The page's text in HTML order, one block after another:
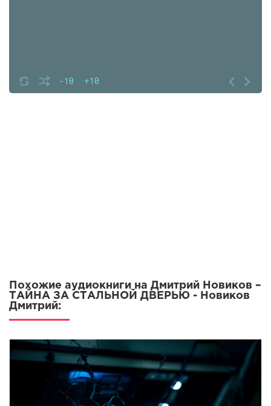
-10 +10
Похожие аудиокниги на Дмитрий Новиков –
ТАЙНА ЗА СТАЛЬНОЙ ДВЕРЬЮ - Новиков
Дмитрий: